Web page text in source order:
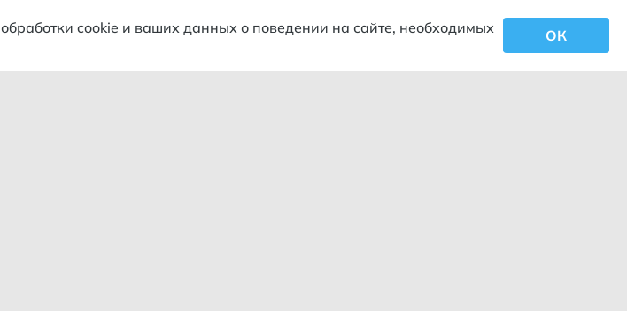
обработки cookie и ваших данных о поведении на сайте, необходимых
ОК